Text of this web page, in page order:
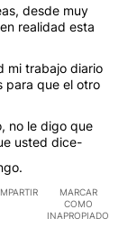
desde muy
realidad esta
mi trabajo diario
para que el otro
no le digo que
usted dice-
MARCAR
COMO
INAPROPIADO